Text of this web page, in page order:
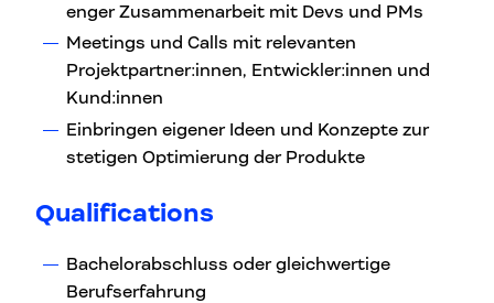
enger Zusammenarbeit mit Devs und PMs
Meetings und Calls mit relevanten
Projektpartner:innen, Entwickler:innen und
Kund:innen
Einbringen eigener Ideen und Konzepte zur
stetigen Optimierung der Produkte
Qualifications
Bachelorabschluss oder gleichwertige
Berufserfahrung